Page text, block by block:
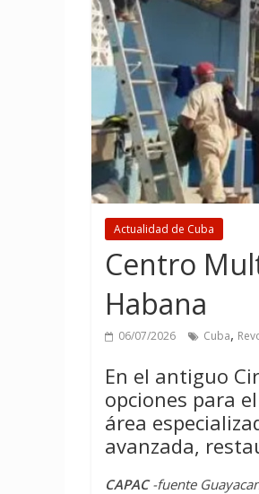
Actualidad de Cuba
Centro
Habana
06/07/2026 Cuba,
En el antiguo
opciones para
área
avanzada,
CAPAC-fuente